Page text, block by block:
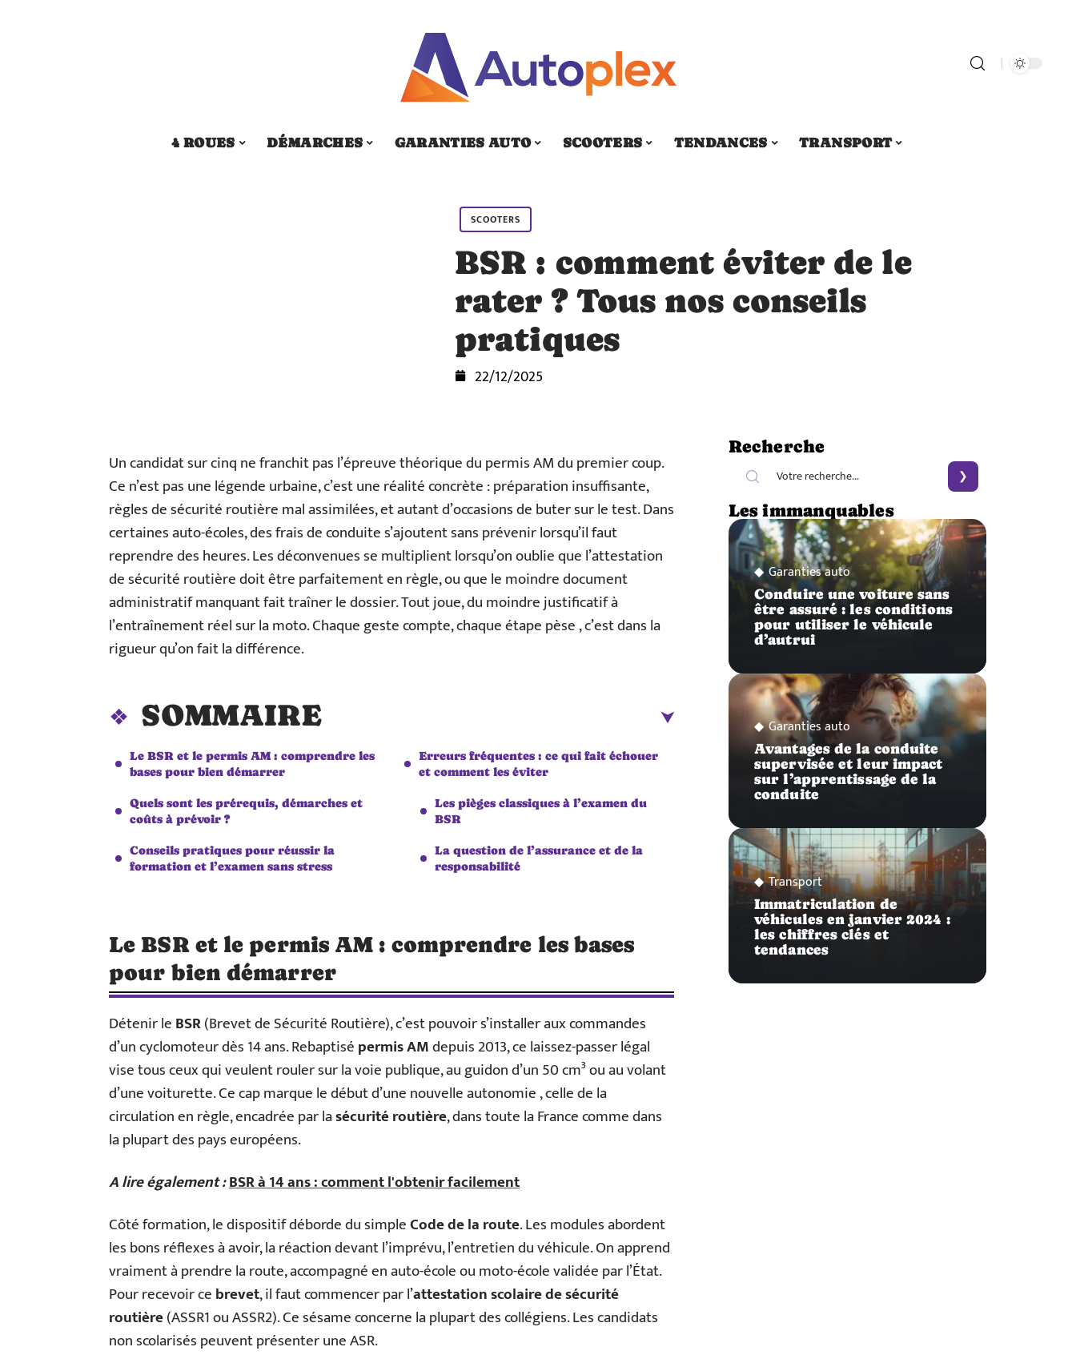
4 ROUES DÉMARCHES GARANTIES AUTO SCOOTERS TENDANCES TRANSPORT
SCOOTERS
BSR : comment éviter de le
rater ? Tous nos conseils
pratiques
22/12/2025
Un candidat sur cinq ne franchit pas l’épreuve théorique du permis AM du premier coup.
Ce n’est pas une légende urbaine, c’est une réalité concrète : préparation insuffisante,
règles de sécurité routière mal assimilées, et autant d’occasions de buter sur le test. Dans
certaines auto-écoles, des frais de conduite s’ajoutent sans prévenir lorsqu’il faut
reprendre des heures. Les déconvenues se multiplient lorsqu’on oublie que l’attestation
de sécurité routière doit être parfaitement en règle, ou que le moindre document
administratif manquant fait traîner le dossier. Tout joue, du moindre justificatif à
l’entraînement réel sur la moto. Chaque geste compte, chaque étape pèse , c’est dans la
rigueur qu’on fait la différence.
SOMMAIRE
Le BSR et le permis AM : comprendre les
bases pour bien démarrer
Quels sont les prérequis, démarches et
coûts à prévoir ?
Conseils pratiques pour réussir la
formation et l’examen sans stress
Erreurs fréquentes : ce qui fait échouer
et comment les éviter
Les pièges classiques à l’examen du
BSR
La question de l’assurance et de la
responsabilité
Le BSR et le permis AM : comprendre les bases
pour bien démarrer
Détenir leBSR(Brevet de Sécurité Routière), c’est pouvoir s’installer aux commandes
d’un cyclomoteur dès 14 ans. Rebaptisépermis AMdepuis 2013, ce laissez-passer légal
vise tous ceux qui veulent rouler sur la voie publique, au guidon d’un 50 cm³ ou au volant
d’une voiturette. Ce cap marque le début d’une nouvelle autonomie , celle de la
circulation en règle, encadrée par lasécurité routière, dans toute la France comme dans
la plupart des pays européens.
A lire également :BSR à 14 ans : comment l'obtenir facilement
Côté formation, le dispositif déborde du simpleCode de la route. Les modules abordent
les bons réflexes à avoir, la réaction devant l’imprévu, l’entretien du véhicule. On apprend
vraiment à prendre la route, accompagné en auto-école ou moto-école validée par l’État.
Pour recevoir cebrevet, il faut commencer par l’attestation scolaire de sécurité
routière(ASSR1 ou ASSR2). Ce sésame concerne la plupart des collégiens. Les candidats
non scolarisés peuvent présenter une ASR.
Recherche
Les immanquables
Garanties auto
Conduire une voiture sans
être assuré : les conditions
pour utiliser le véhicule
d’autrui
Garanties auto
Avantages de la conduite
supervisée et leur impact
sur l’apprentissage de la
conduite
Transport
Immatriculation de
véhicules en janvier 2024 :
les chiffres clés et
tendances